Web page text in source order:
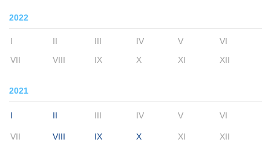
2022
I II III IV V
VI
VII
VIII IX X XI XII
2021
I II III IV V VI
VII VIII IX X XI XII